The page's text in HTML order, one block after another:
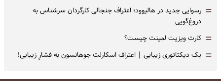
= رسوایی جدید در هالیوود؛ اعتراف جنجالی کارگردان سرشناس به
دروغ‌گویی
= کارت ویزیت لمینت چیست؟
= یک دیکتاتوری زیبایی | اعتراف اسکارلت جوهانسون به فشارِ زیبایی!